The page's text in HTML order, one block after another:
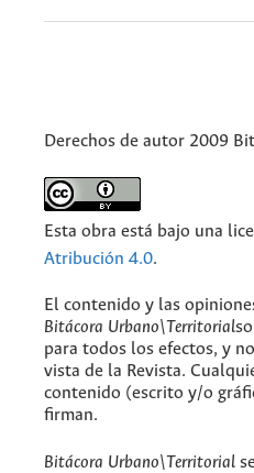
Derechos de autor 2009
Esta obra está bajo una
Atribución 4.0.
El contenido y las
Bitácora Urbano\Territorial
para todos los efectos, y
vista de la Revista.
contenido (escrito y/o
firman.
Bitácora Urbano\Territorial